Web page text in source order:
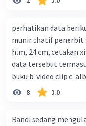
yang sesuai dengan
serangan virus
tersebut. B. Para
corona yang menjadi
karena
mawas diri dan
serangan virus
D. Virus corona
digunakan C. tokoh
perhatikan data berikut! judul : gurunya manusia
munir chatif penerbit : kaifa learning dimensi : xx = 256
hlm, 24 cm, cetakan xiv, juni 2014 ,
data tersebut
buku b. video clip c.
8 0.0
Randi sedang